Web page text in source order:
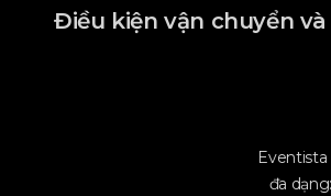
Điều kiện vận chuyển
đa